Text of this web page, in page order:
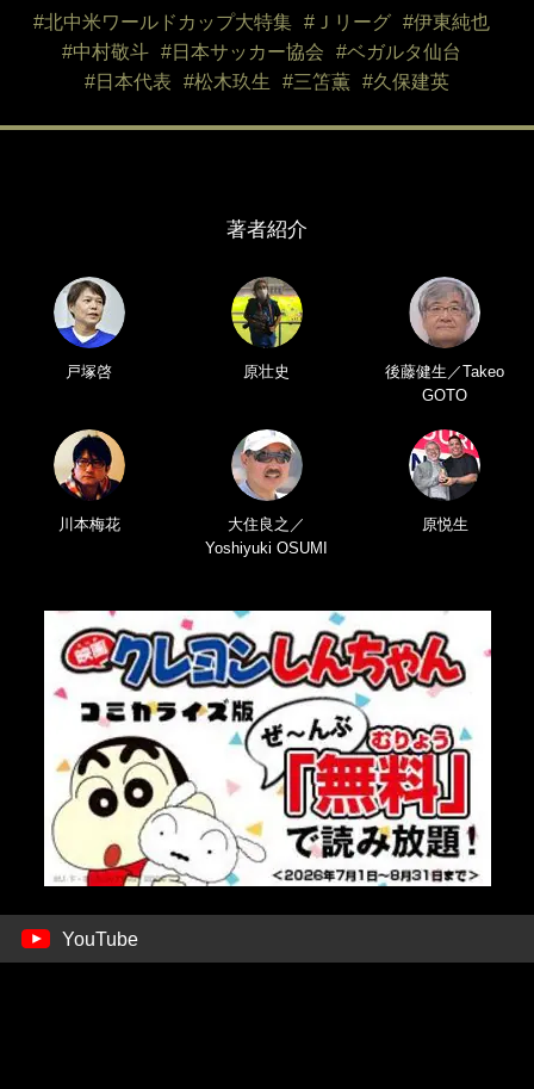
#北中米ワールドカップ大特集 #Ｊリーグ
#伊東純也
#中村敬斗
#日本サッカー協会
#ベガルタ仙台
#日本代表
#松木玖生 #三笘薫 #久保建英
著者紹介
戸塚啓 原壮史
後藤健生／Takeo
GOTO
川本梅花
大住良之／
Yoshiyuki OSUMI
原悦生
YouTube